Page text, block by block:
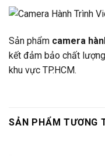
Sản phẩm camera
kết đảm bảo chất
khu vực TP.HCM.
SẢN PHẨM TƯƠNG